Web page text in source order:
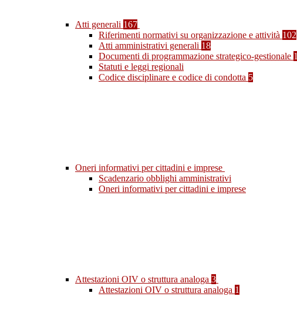
Atti generali 167
Riferimenti normativi su organizzazione e attività 102
Atti amministrativi generali 18
Documenti di programmazione strategico-gestionale 1
Statuti e leggi regionali
Codice disciplinare e codice di condotta 5
Oneri informativi per cittadini e imprese
Scadenzario obblighi amministrativi
Oneri informativi per cittadini e imprese
Attestazioni OIV o struttura analoga 3
Attestazioni OIV o struttura analoga 1